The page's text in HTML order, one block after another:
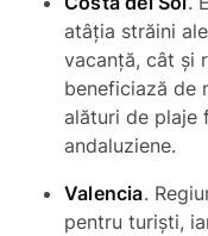
atâția străini
vacanță, cât și
beneficiază de
alături de plaje
andaluziene.
Valencia.
pentru turiști,